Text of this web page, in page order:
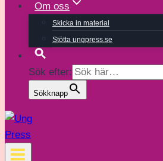
Om oss
Skicka in material
Stötta ungpress.se
Sök efter:
Sökknapp